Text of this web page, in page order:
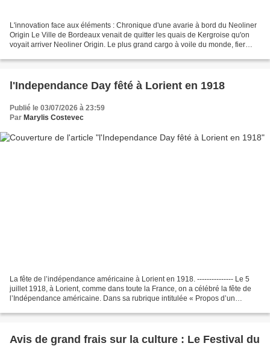
L'innovation face aux éléments : Chronique d'une avarie à bord du Neoliner
Origin Le Ville de Bordeaux venait de quitter les quais de Kergroise qu'on
voyait arriver Neoliner Origin. Le plus grand cargo à voile du monde, fier
l'Independance Day fêté à Lorient en 1918
Publié le 03/07/2026 à 23:59
Par Marylis Costevec
La fête de l’indépendance américaine à Lorient en 1918. --------------- Le 5
juillet 1918, à Lorient, comme dans toute la France, on a célébré la fête de
l’Indépendance américaine. Dans sa rubrique intitulée « Propos d’un
Avis de grand frais sur la culture : Le Festival du